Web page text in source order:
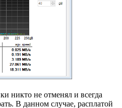
никто не отменял и всегда
В данном случае, расплатой